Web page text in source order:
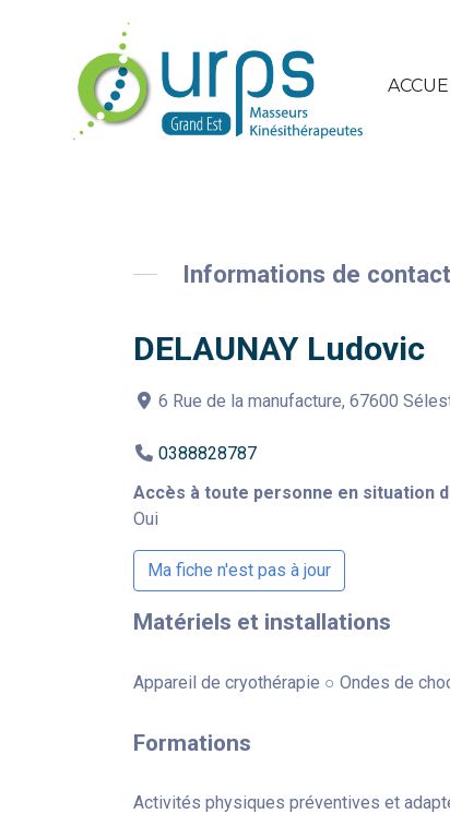
Informations de contact
DELAUNAY Ludovic
6 Rue de la manufacture, 67600
0388828787
Accès à toute personne en situation
Oui
Ma fiche n'est pas à jour
Matériels et installations
Appareil de cryothérapie ○ Ondes de
Formations
Activités physiques préventives et